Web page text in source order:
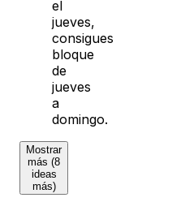
el
jueves,
consigues
bloque
de
jueves
a
domingo.
Mostrar
más (8
ideas
más)